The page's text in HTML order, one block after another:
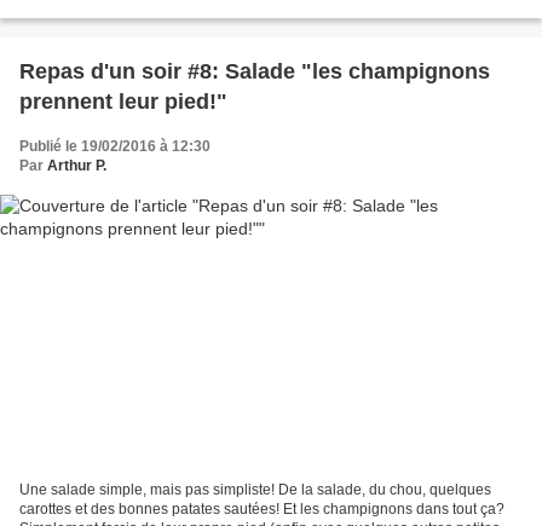
Repas d'un soir #8: Salade "les champignons
prennent leur pied!"
Publié le 19/02/2016 à 12:30
Par Arthur P.
Une salade simple, mais pas simpliste! De la salade, du chou, quelques
carottes et des bonnes patates sautées! Et les champignons dans tout ça?